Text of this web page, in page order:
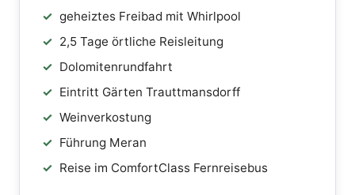
geheiztes Freibad mit Whirlpool
2,5 Tage örtliche Reisleitung
Dolomitenrundfahrt
Eintritt Gärten Trauttmansdorff
Weinverkostung
Führung Meran
Reise im ComfortClass Fernreisebus